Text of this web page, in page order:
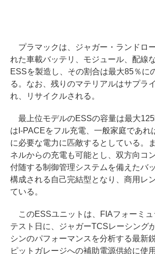
プラマックは、ジャガー・ランドロ
れた車載バッテリ、モジュール、配線
ESSを製造し、その割合は最大85％に
る。なお、残りのマテリアルはサプラ
れ、リサイクルされる。
最上位モデルのESSの容量は最大
はI-PACEをフル充電、一般家庭であれ
に必要な電力に匹敵するとしている。
ネルからの充電も可能とし、双方向コ
付随する制御管理システムを備えたバ
構成される自己完結型となり、商用レ
ている。
このESSユニットは、FIAフォーミュ
テスト日に、ジャガーTCSレーシング
シンのパフォーマンスを分析する最新
ピットガレージへの補助電源供給に使